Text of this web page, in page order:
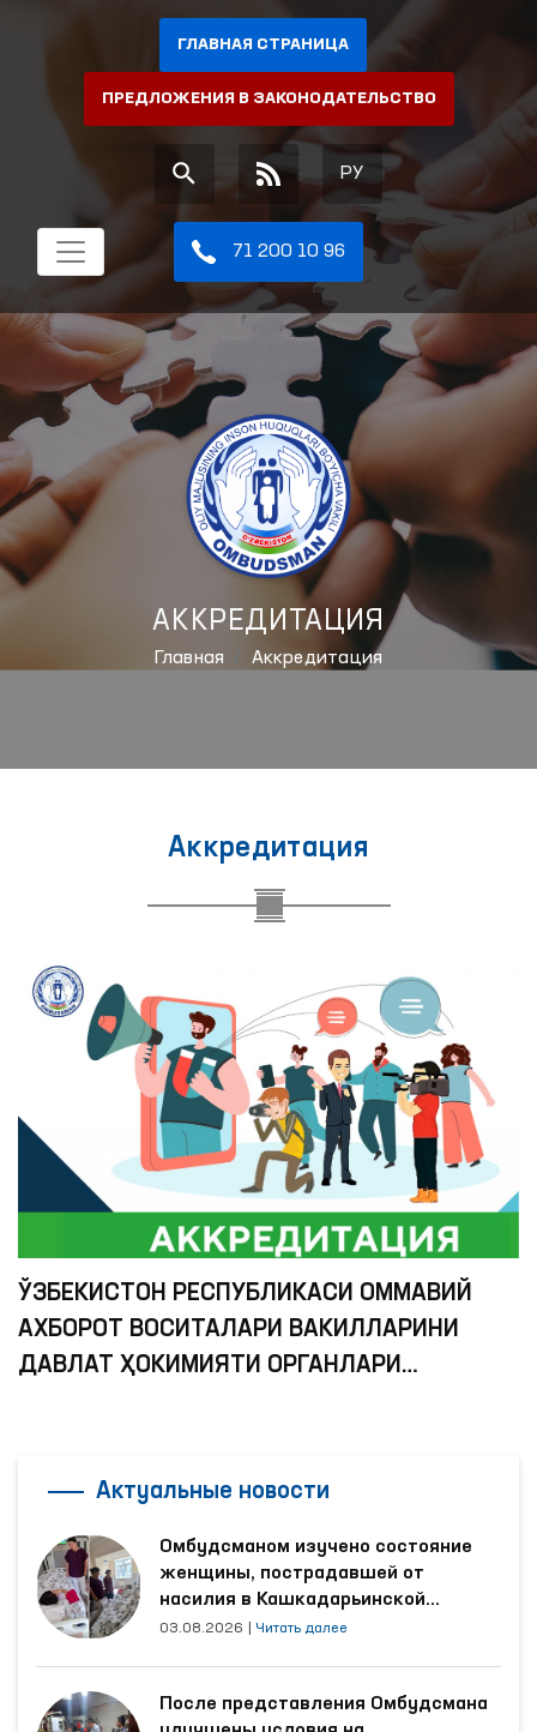
ГЛАВНАЯ СТРАНИЦА
ПРЕДЛОЖЕНИЯ В ЗАКОНОДАТЕЛЬСТВО
РУ
71 200 10 96
АККРЕДИТАЦИЯ
Главная Аккредитация
Аккредитация
ЎЗБЕКИСТОН РЕСПУБЛИКАСИ ОММАВИЙ
АХБОРОТ ВОСИТАЛАРИ ВАКИЛЛАРИНИ
ДАВЛАТ ҲОКИМИЯТИ ОРГАНЛАРИ
ТЎҒРИСИДАГИ НИЗОМ
Актуальные новости
Омбудсманом изучено состояние
женщины, пострадавшей от
насилия в Кашкадарьинской
области
03.08.2026 Читать далее
После представления Омбудсмана